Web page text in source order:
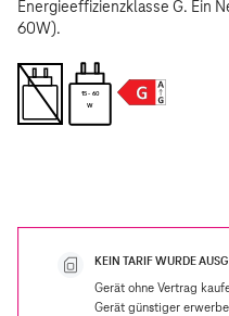
Energieeffizienzklasse G. Ein
60W).
15 - 60
W
KEIN TARIF WURDE
Gerät ohne Vertrag
Gerät günstiger